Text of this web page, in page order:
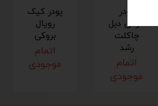
پودر
کوکی دبل
چاکلت
رشد
اتمام
موجودی
پودر کیک
رویال
بروکی
اتمام
موجودی